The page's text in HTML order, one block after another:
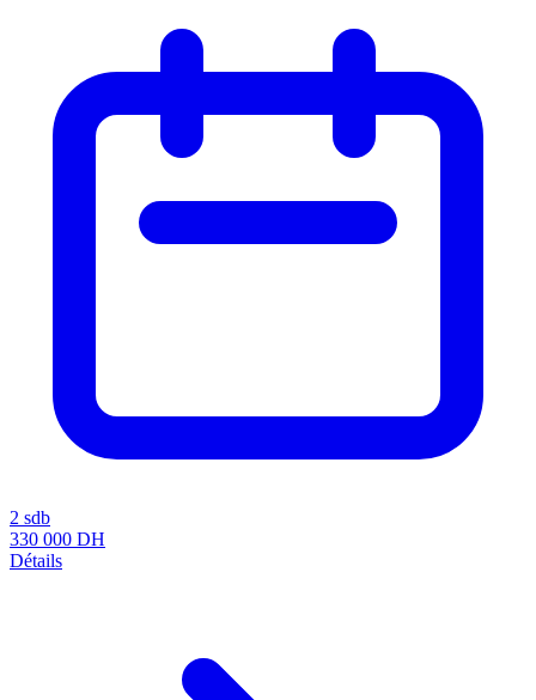
2 sdb
330 000 DH
Détails